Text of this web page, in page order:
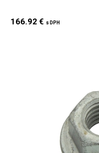
166.92 € s DPH